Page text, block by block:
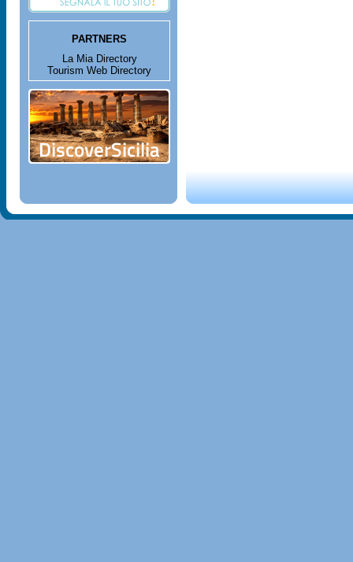
PARTNERS
La Mia Directory
Tourism Web Directory